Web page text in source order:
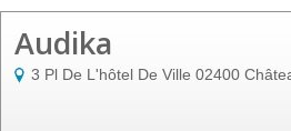
Audika
3 Pl De L'hôtel De Ville 02400